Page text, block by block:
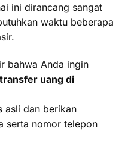
ini dirancang sangat
waktu beberapa
bahwa Anda ingin
uang di
asli dan berikan
serta nomor telepon